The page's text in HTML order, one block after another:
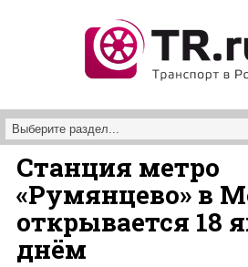
Станция метро
«Румянцево» в
открывается 18
днём